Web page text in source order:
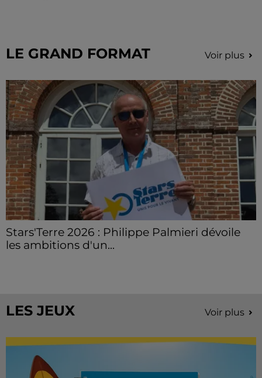
Grâce...
LE GRAND FORMAT Voir plus
Stars'Terre 2026 : Philippe Palmieri dévoile
les ambitions d'un...
LES JEUX Voir plus